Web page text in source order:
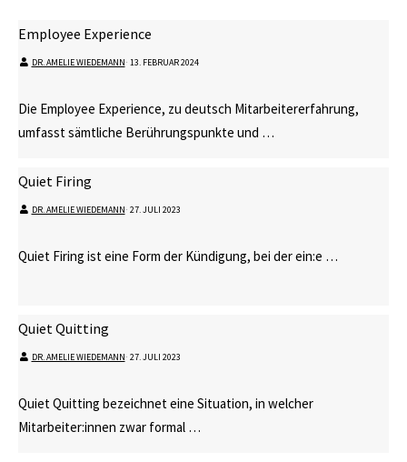
Employee Experience
DR. AMELIE WIEDEMANN⋅ 13. FEBRUAR 2024
Die Employee Experience, zu deutsch Mitarbeitererfahrung,
umfasst sämtliche Berührungspunkte und …
Quiet Firing
DR. AMELIE WIEDEMANN⋅ 27. JULI 2023
Quiet Firing ist eine Form der Kündigung, bei der ein:e …
Quiet Quitting
DR. AMELIE WIEDEMANN⋅ 27. JULI 2023
Quiet Quitting bezeichnet eine Situation, in welcher
Mitarbeiter:innen zwar formal …